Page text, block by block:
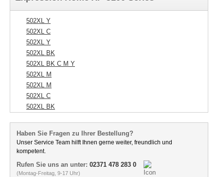
502XL Y
502XL C
502XL Y
502XL BK
502XL BK C M Y
502XL M
502XL M
502XL C
502XL BK
Haben Sie Fragen zu Ihrer Bestellung?
Unser Service Team hilft Ihnen gerne weiter, freundlich und
kompetent.
Rufen Sie uns an unter: 02371 478 283 0
(Montag-Freitag, 9-17 Uhr)